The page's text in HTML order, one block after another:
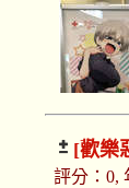
[歡樂
評分：0,